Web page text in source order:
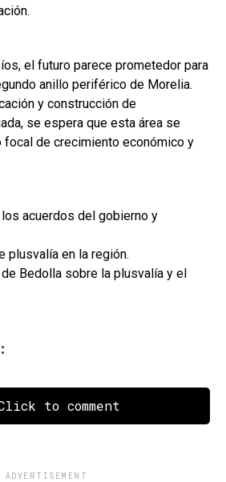
el futuro parece prometedor para
anillo periférico de Morelia.
y construcción de
se espera que esta área se
focal de crecimiento económico y
acuerdos del gobierno y
plusvalía en la región.
Bedolla sobre la plusvalía y el
to comment
ADVERTISEMENT